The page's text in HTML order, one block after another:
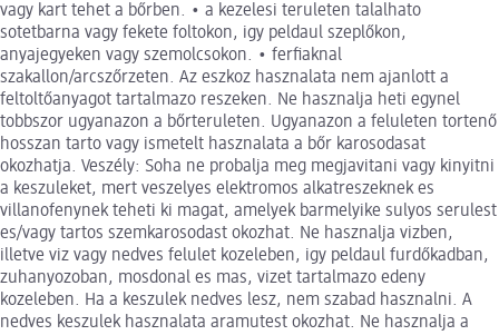
vagy kart tehet a bőrben. • a kezelesi teruleten talalhato
sotetbarna vagy fekete foltokon, igy peldaul szeplőkon,
anyajegyeken vagy szemolcsokon. • ferfiaknal
szakallon/arcszőrzeten. Az eszkoz hasznalata nem ajanlott a
feltoltőanyagot tartalmazo reszeken. Ne hasznalja heti egynel
tobbszor ugyanazon a bőrteruleten. Ugyanazon a feluleten tortenő
hosszan tarto vagy ismetelt hasznalata a bőr karosodasat
okozhatja. Veszély: Soha ne probalja meg megjavitani vagy kinyitni
a keszuleket, mert veszelyes elektromos alkatreszeknek es
villanofenynek teheti ki magat, amelyek barmelyike sulyos serulest
es/vagy tartos szemkarosodast okozhat. Ne hasznalja vizben,
illetve viz vagy nedves felulet kozeleben, igy peldaul furdőkadban,
zuhanyozoban, mosdonal es mas, vizet tartalmazo edeny
kozeleben. Ha a keszulek nedves lesz, nem szabad hasznalni. A
nedves keszulek hasznalata aramutest okozhat. Ne hasznalja a